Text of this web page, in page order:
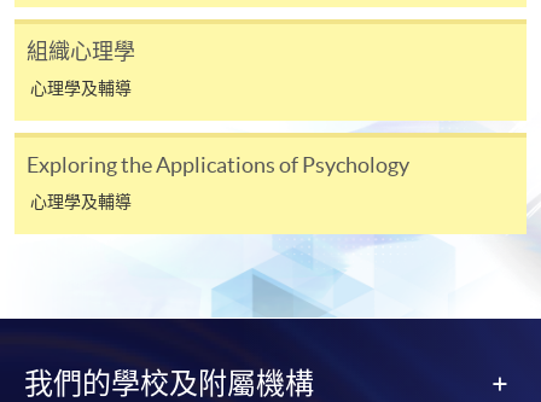
費以及所需證明文件呈交。
[下載報名表SF26
申請學歷頒授及專業課程可能需要其他資料，報名
表可向報名中心或有關課程負責人索取。填妥申請
表格後，請連同報名費/學費以及所需證明文件親
報讀同一學歷頒授課程內其他單元
​學院為學歷頒授課程特設「註冊及學費通知」，適
組織心理學
心理學及輔導
Exploring the Applications of Psychology
心理學及輔導
我們的學校及附屬機構